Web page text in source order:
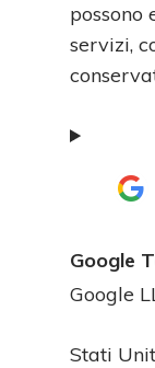
possono
servizi,
Google
Azienda:
Google
Luogo
Stati